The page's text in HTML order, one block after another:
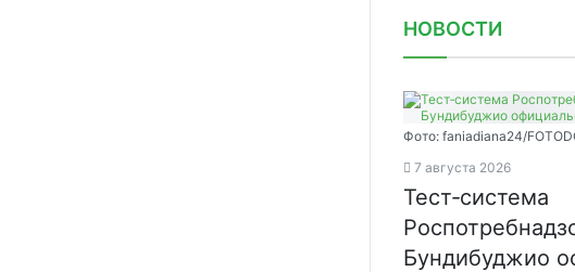
НОВОСТИ
Фото: faniadiana24/
7 августа 2026
Тест‑система
Бундибуджио